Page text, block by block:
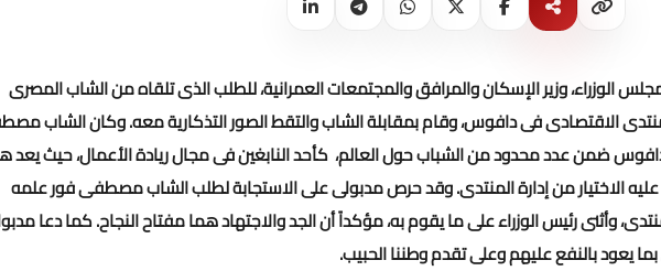
وزير الإسكان والمرافق والمجتمعات العمرانية، للطلب الذى تلقاه من الشاب المصرى
الاقتصادى فى دافوس، وقام بمقابلة الشاب والتقط الصور التذكارية معه.وكان الشاب
ضمن عدد محدود من الشباب حول العالم، كأحد النابغين فى مجال ريادة الأعمال، حيث يعد
الاختيار من إدارة المنتدى.وقد حرص مدبولى على الاستجابة لطلب الشاب مصطفى فور علمه
وأثنى رئيس الوزراء على ما يقوم به، مؤكداً أن الجد والاجتهاد هما مفتاح النجاح. كما دعا
يعود بالنفع عليهم وعلى تقدم وطننا الحبيب.